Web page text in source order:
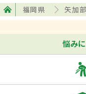
福岡県 矢加
悩み